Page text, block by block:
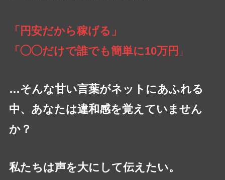
「円安だから稼げる」
「◯◯だけで誰でも簡単に10万円 」
…そんな甘い言葉がネットにあふれる
中、あなたは違和感を覚えていません
か？
私たちは声を大にして伝えたい。